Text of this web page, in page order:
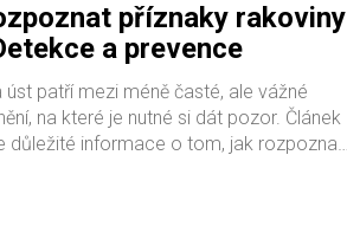
příznaky rakoviny
a prevence
úst patří mezi méně časté, ale vážné
na které je nutné si dát pozor. Článek
důležité informace o tom, jak rozpoznat